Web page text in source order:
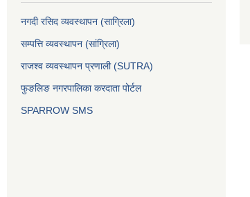
नगदी रसिद व्यवस्थापन (साग्रिला)
सम्पत्ति व्यवस्थापन (सांग्रिला)
राजश्व व्यवस्थापन प्रणाली (SUTRA)
फुङलिङ नगरपालिका करदाता पोर्टल
SPARROW SMS